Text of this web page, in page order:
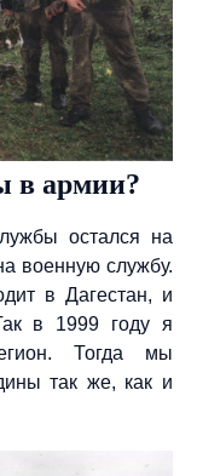
в армии?
остался на
военную службу.
в Дагестан, и
в 1999 году я
Тогда мы
так же, как и